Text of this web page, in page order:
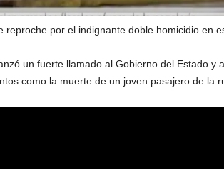
reproche por el indignante doble homicidio en
un fuerte llamado al Gobierno del Estado
como la muerte de un joven pasajero de la